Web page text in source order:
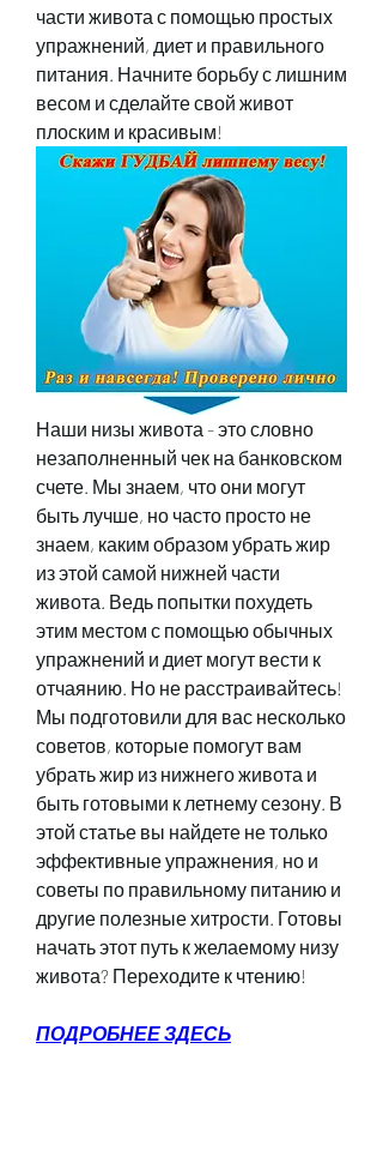
части живота с помощью простых
упражнений, диет и правильного
питания. Начните борьбу с лишним
весом и сделайте свой живот
плоским и красивым!
Наши низы живота - это словно
незаполненный чек на банковском
счете. Мы знаем, что они могут
быть лучше, но часто просто не
знаем, каким образом убрать жир
из этой самой нижней части
живота. Ведь попытки похудеть
этим местом с помощью обычных
упражнений и диет могут вести к
отчаянию. Но не расстраивайтесь!
Мы подготовили для вас несколько
советов, которые помогут вам
убрать жир из нижнего живота и
быть готовыми к летнему сезону. В
этой статье вы найдете не только
эффективные упражнения, но и
советы по правильному питанию и
другие полезные хитрости. Готовы
начать этот путь к желаемому низу
живота? Переходите к чтению!
ПОДРОБНЕЕ ЗДЕСЬ